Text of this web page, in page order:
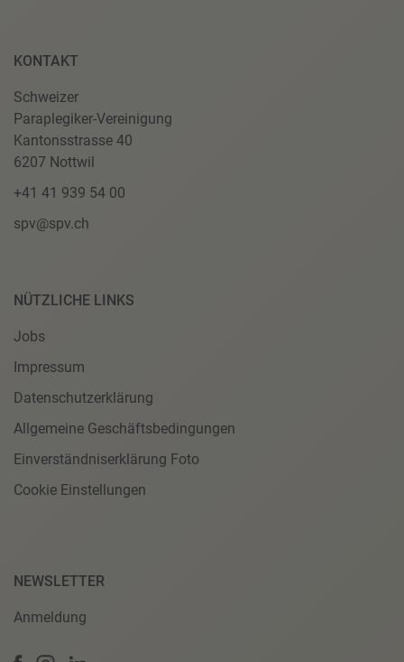
KONTAKT
Schweizer
Paraplegiker-Vereinigung
Kantonsstrasse 40
6207 Nottwil
+41 41 939 54 00
spv@spv.ch
NÜTZLICHE LINKS
Jobs
Impressum
Datenschutzerklärung
Allgemeine Geschäftsbedingungen
Einverständniserklärung Foto
Cookie Einstellungen
NEWSLETTER
Anmeldung